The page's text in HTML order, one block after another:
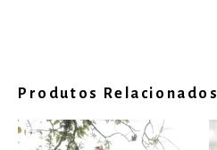
Produtos Relacionados